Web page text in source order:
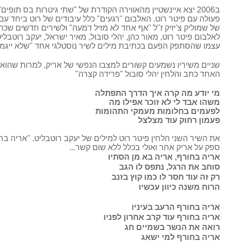
ב2006 יצא איינשטיין מהאווירה הקודרת של "שתי גיטרות בס
פעולה עם פיטר רוט. האלבום "רגעים" כלל עיבודים של רוט ביחד
של שמוליק צ'יזיק ז"ל "אף אחד לא מזיל דמעה" ולשירים חדשים
לאלבום פיטר רוט, מאור כהן, יהלי סובול, מאיר ישראל, יעקב
עצמו שהסתפק הפעם בכתיבת מילים לשיר נוסטלגי אחד "שלא
שניים משיריו נשמעים קשורים למצבו הנפשי של אריק, למרות
האחד כתב והלחין יהלי סובול "פרידה קצרה"
מי יודע מה קרה איך הדרך התפתלה
משהו אבד לי לא זוכר אפילו מה
לפעמים בחלומות מעמקי התהומות
פעמון רחוק עוד מצלצל
את השיר השני הלחין פיטר רוט למילים של יעקב רוטבליט. "אריה
ספק על אריק אחר ואולי בכלל ללא שום קשר...
אריה בחורף, אריה בא מן הסתיו
סוחב את הרגל, נתפס לו הגב
רק זה עוד חסר לו כמו קוץ בזנב
הרוח משנה כיוון עכשיו
אריה בחורף הרעב בעיניו
אריה בחורף עוד קרב אחרון לפניו
רואה את הנשר בשמיים חג
אריה בחורף למי ישאג